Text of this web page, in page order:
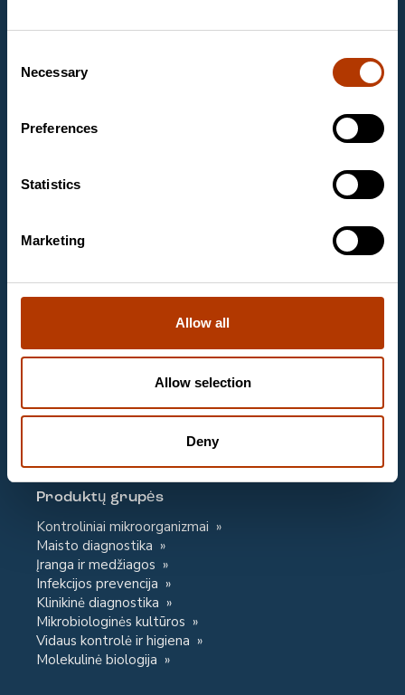
Selection
Necessary
Preferences
Statistics
Marketing
Allow all
Allow selection
Deny
biotechnologijos ekspertų organizacijos „Labema OY“,
šalyse, dalis. Mes tiekiame aukščiausios klasės
diagnostikos įrangą ir priemones sveikatos priežiūros,
Mūsų pagrindinės veiklos sritys yra mikrobiologija,
diagnostika.
UAB Labema
09117 Vilnius
labema@labema.lt
Emaillabema@labema.lt
Privacy Notice
Produktų grupės
Kontroliniai mikroorganizmai
Maisto diagnostika
Įranga ir medžiagos
Infekcijos prevencija
Klinikinė diagnostika
Mikrobiologinės kultūros
Vidaus kontrolė ir higiena
Molekulinė biologija